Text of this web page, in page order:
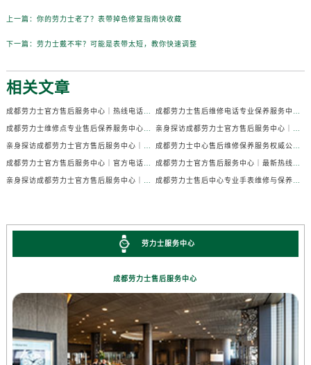
上一篇： 你的劳力士老了？表带掉色修复指南快收藏
下一篇： 劳力士戴不牢？可能是表带太短，教你快速调整
相关文章
劳力士服务中心
成都劳力士售后服务中心